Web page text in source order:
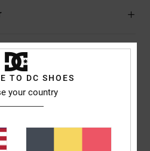
score
TO DC SHOES
your country